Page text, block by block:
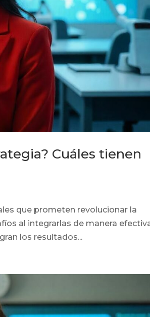
Cuáles tienen
que prometen revolucionar la
al integrarlas de manera
los resultados...